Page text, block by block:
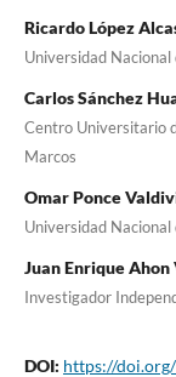
Ricardo López
Universidad Nacional
Carlos Sánchez
Centro Universitario
Marcos
Omar Ponce
Universidad Nacional
Juan Enrique Ahon
Investigador
DOI: https://